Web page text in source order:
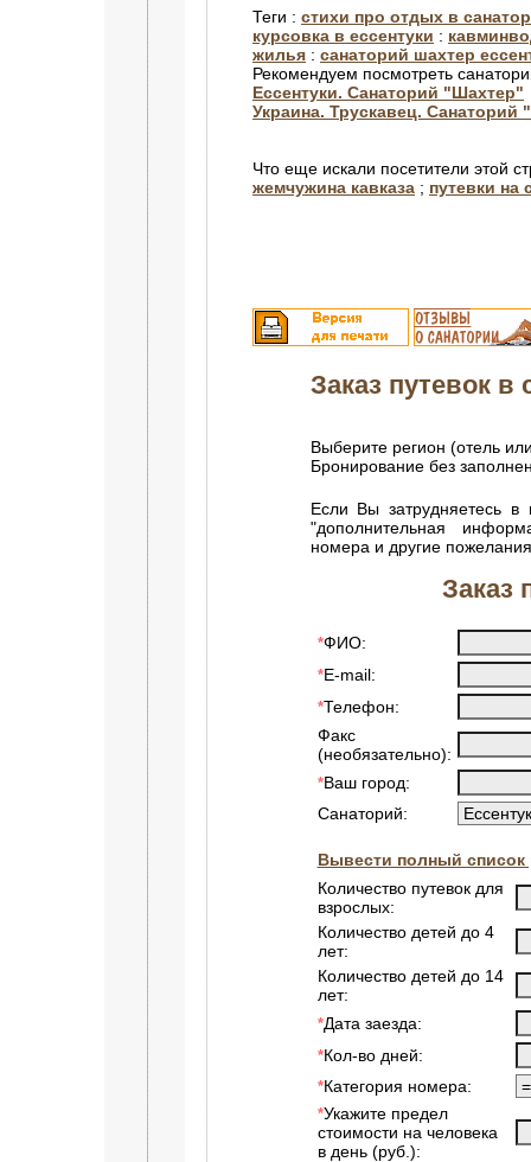
Теги : стихи про отдых в
курсовка в ессентуки :
жилья : cанаторий шахтер
Рекомендуем посмотреть
Ессентуки. Санаторий "Шахтер"
Украина. Трускавец. Cанаторий
Что еще искали посетители этой
жемчужина кавказа ; путевки на
Заказ путевок в
Выберите регион (отель
Бронирование без
Если Вы затрудняетесь
"дополнительная
номера и другие
Заказ
*ФИО:
*E-mail:
*Телефон:
Факс
(необязательно):
*Ваш город:
Санаторий:
Вывести полный список
Количество путевок для
взрослых:
Количество детей до 4
лет:
Количество детей до 14
лет:
*Дата заезда:
*Кол-во дней:
*Категория номера:
*Укажите предел
стоимости на человека
в день (руб.):